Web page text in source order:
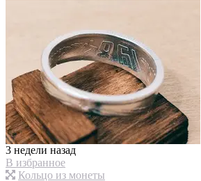
3 недели назад
В избранное
Кольцо из монеты